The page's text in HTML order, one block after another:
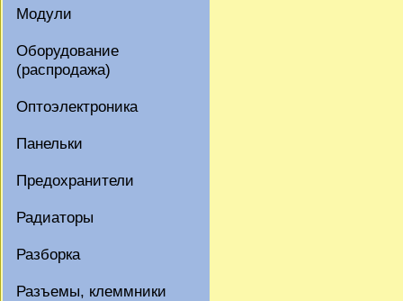
Модули
Оборудование
(распродажа)
Оптоэлектроника
Панельки
Предохранители
Радиаторы
Разборка
Разъемы, клеммники